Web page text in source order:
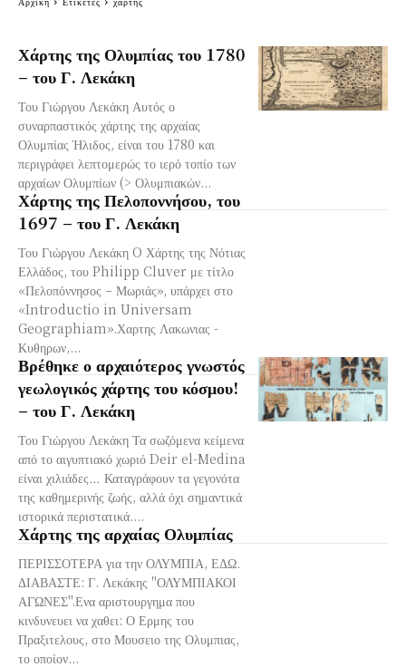
Χάρτης της Ολυμπίας του 1780
– του Γ. Λεκάκη
Του Γιώργου Λεκάκη Αυτός ο
συναρπαστικός χάρτης της αρχαίας
Ολυμπίας Ήλιδος, είναι του 1780 και
περιγράφει λεπτομερώς το ιερό τοπίο των
αρχαίων Ολυμπίων (> Ολυμπιακών...
Χάρτης της Πελοποννήσου, του
1697 – του Γ. Λεκάκη
Του Γιώργου Λεκάκη O Χάρτης της Νότιας
Ελλάδος, του Philipp Cluver με τίτλο
«Πελοπόννησος – Μωριάς», υπάρχει στο
«Introductio in Universam
Geographiam».Χαρτης Λακωνιας -
Κυθηρων,...
Βρέθηκε ο αρχαιότερος γνωστός
γεωλογικός χάρτης του κόσμου!
– του Γ. Λεκάκη
Του Γιώργου Λεκάκη Τα σωζόμενα κείμενα
από το αιγυπτιακό χωριό Deir el-Medina
είναι χιλιάδες… Καταγράφουν τα γεγονότα
της καθημερινής ζωής, αλλά όχι σημαντικά
ιστορικά περιστατικά....
Χάρτης της αρχαίας Ολυμπίας
ΠΕΡΙΣΣΟΤΕΡΑ για την ΟΛΥΜΠΙΑ, ΕΔΩ.
ΔΙΑΒΑΣΤΕ: Γ. Λεκάκης "ΟΛΥΜΠΙΑΚΟΙ
ΑΓΩΝΕΣ".Ενα αριστουργημα που
κινδυνευει να χαθει: Ο Ερμης του
Πραξιτελους, στο Μουσειο της Ολυμπιας,
το οποίον...